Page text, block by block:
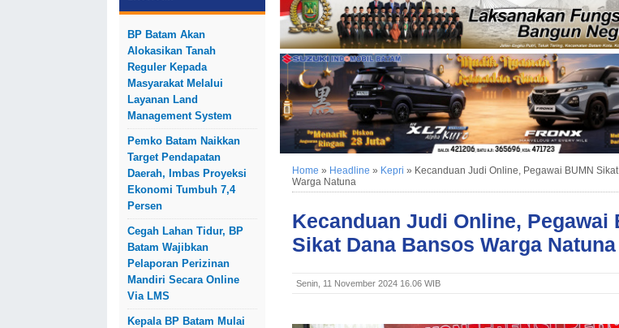
BP Batam Akan
Alokasikan Tanah
Reguler Kepada
Masyarakat Melalui
Layanan Land
Management System
Pemko Batam Naikkan
Target Pendapatan
Daerah, Imbas Proyeksi
Ekonomi Tumbuh 7,4
Persen
Cegah Lahan Tidur, BP
Batam Wajibkan
Pelaporan Perizinan
Mandiri Secara Online
Via LMS
Kepala BP Batam Mulai
Home » Headline » Kepri » Kecanduan Judi Online, Pegawai BUMN
Warga Natuna
Kecanduan Judi Online, Pegawai
Sikat Dana Bansos Warga Natuna
Senin, 11 November 2024 16.06 WIB